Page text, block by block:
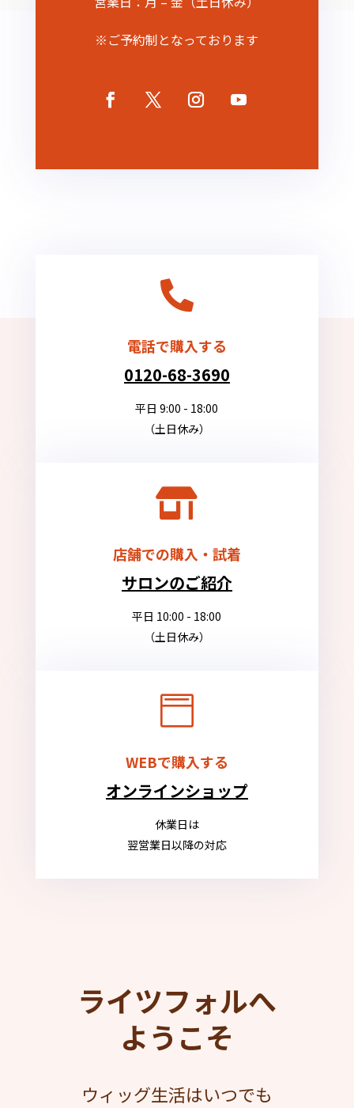
※ご予約制となっております

電話で購入する
0120-68-3690
平日 9:00 - 18:00
（土日休み）

店舗での購入・試着
サロンのご紹介
平日 10:00 - 18:00
（土日休み）

WEBで購入する
オンラインショップ
休業日は
翌営業日以降の対応
ライツフォルへ
ようこそ
ウィッグ生活はいつでも